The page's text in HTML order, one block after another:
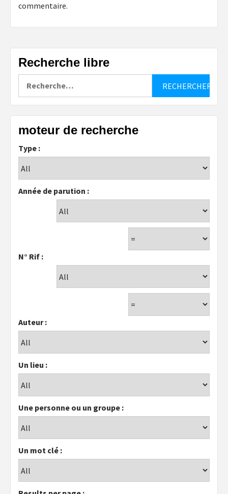
commentaire.
Recherche libre
moteur de recherche
Type :
Année de parution :
N° Rif :
Auteur :
Un lieu :
Une personne ou un groupe :
Un mot clé :